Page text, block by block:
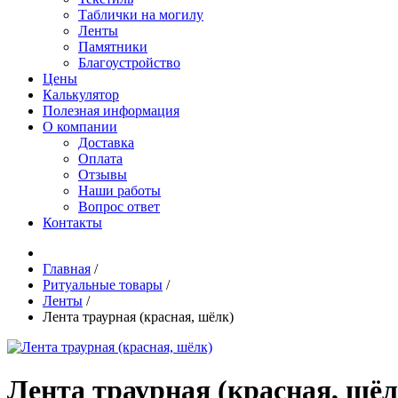
Таблички на могилу
Ленты
Памятники
Благоустройство
Цены
Калькулятор
Полезная информация
О компании
Доставка
Оплата
Отзывы
Наши работы
Вопрос ответ
Контакты
Главная /
Ритуальные товары /
Ленты /
Лента траурная (красная, шёлк)
Лента траурная (красная,